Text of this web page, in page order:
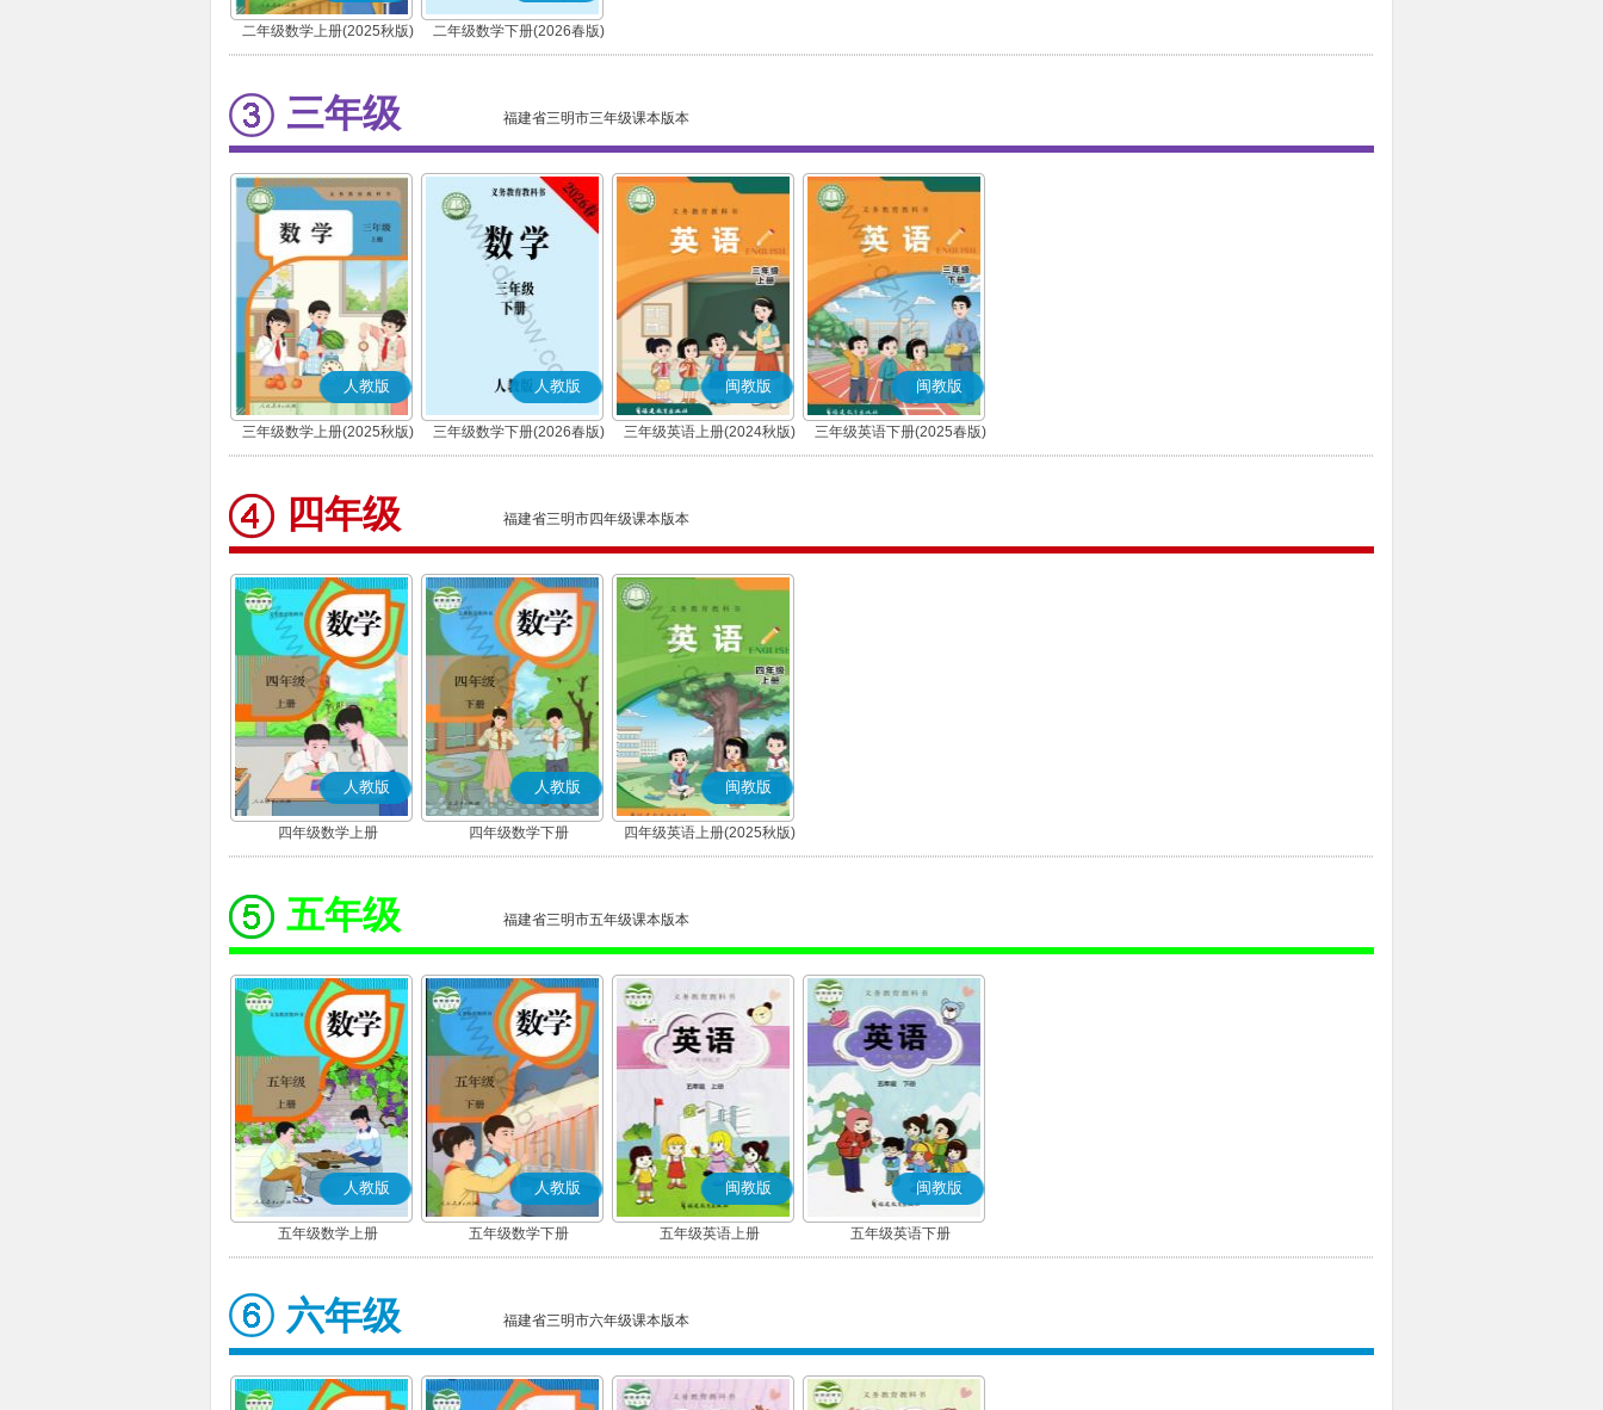
二年级数学上册(2025秋版) 二年级数学下册(2026春版)
三年级 福建省三明市三年级课本版本
人教版
三年级数学上册(2025秋版)
人教版
三年级数学下册(2026春版)
闽教版
三年级英语上册(2024秋版)
闽教版
三年级英语下册(2025春版)
四年级 福建省三明市四年级课本版本
人教版
四年级数学上册
人教版
四年级数学下册
闽教版
四年级英语上册(2025秋版)
五年级 福建省三明市五年级课本版本
人教版
五年级数学上册
人教版
五年级数学下册
闽教版
五年级英语上册
闽教版
五年级英语下册
六年级 福建省三明市六年级课本版本